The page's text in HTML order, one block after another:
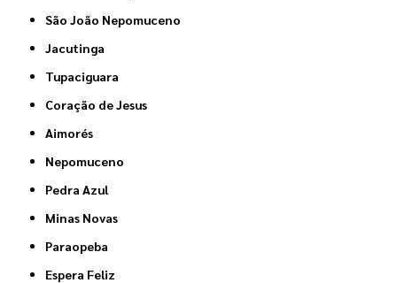
São João Nepomuceno
Jacutinga
Tupaciguara
Coração de Jesus
Aimorés
Nepomuceno
Pedra Azul
Minas Novas
Paraopeba
Espera Feliz